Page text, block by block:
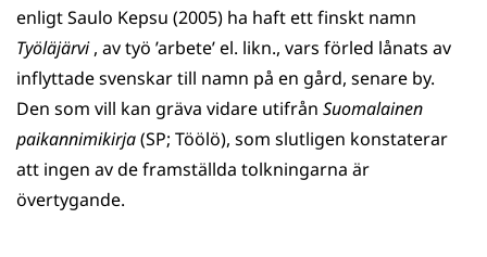
enligt Saulo Kepsu (2005) ha haft ett finskt namn
Työläjärvi, av työ ’arbete’ el. likn., vars förled lånats av
inflyttade svenskar till namn på en gård, senare by.
Den som vill kan gräva vidare utifrån Suomalainen
paikannimikirja(SP; Töölö), som slutligen konstaterar
att ingen av de framställda tolkningarna är
övertygande.